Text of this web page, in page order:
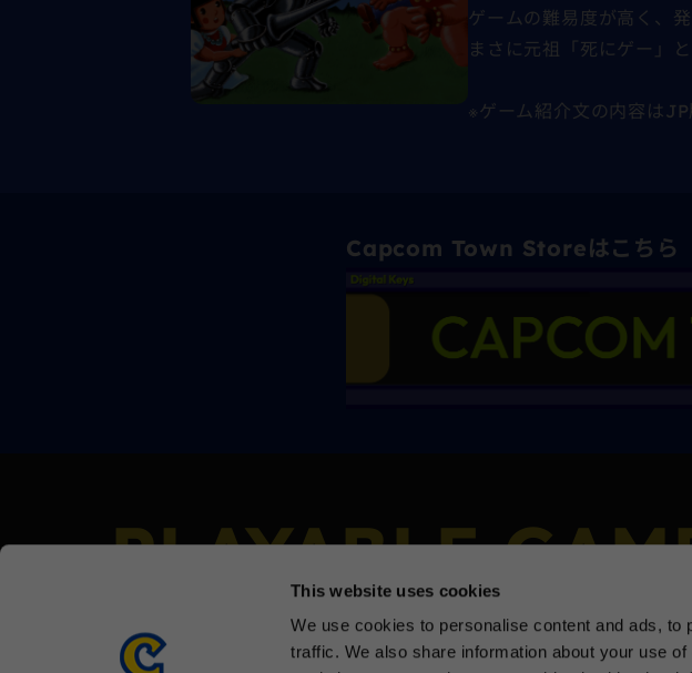
This website uses cookies
We use cookies to personalise content and ads,
traffic. We also share information about your use
ゲームの難易度が高く、
まさに元祖「死にゲー」
※ゲーム紹介文の内容は
Capcom Town Storeはこちら
PLAYABLE